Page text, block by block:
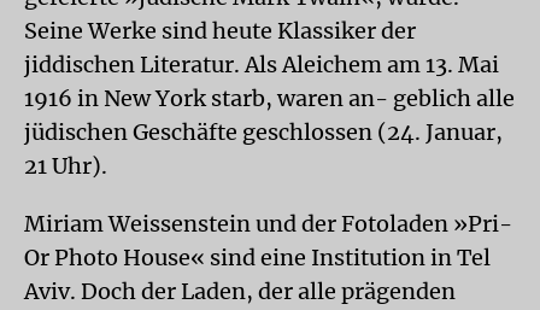
Seine Werke sind heute Klassiker der
jiddischen Literatur. Als Aleichem am 13. Mai
1916 in New York starb, waren an- geblich alle
jüdischen Geschäfte geschlossen (24. Januar,
21 Uhr).
Miriam Weissenstein und der Fotoladen »Pri-
Or Photo House« sind eine Institution in Tel
Aviv. Doch der Laden, der alle prägenden